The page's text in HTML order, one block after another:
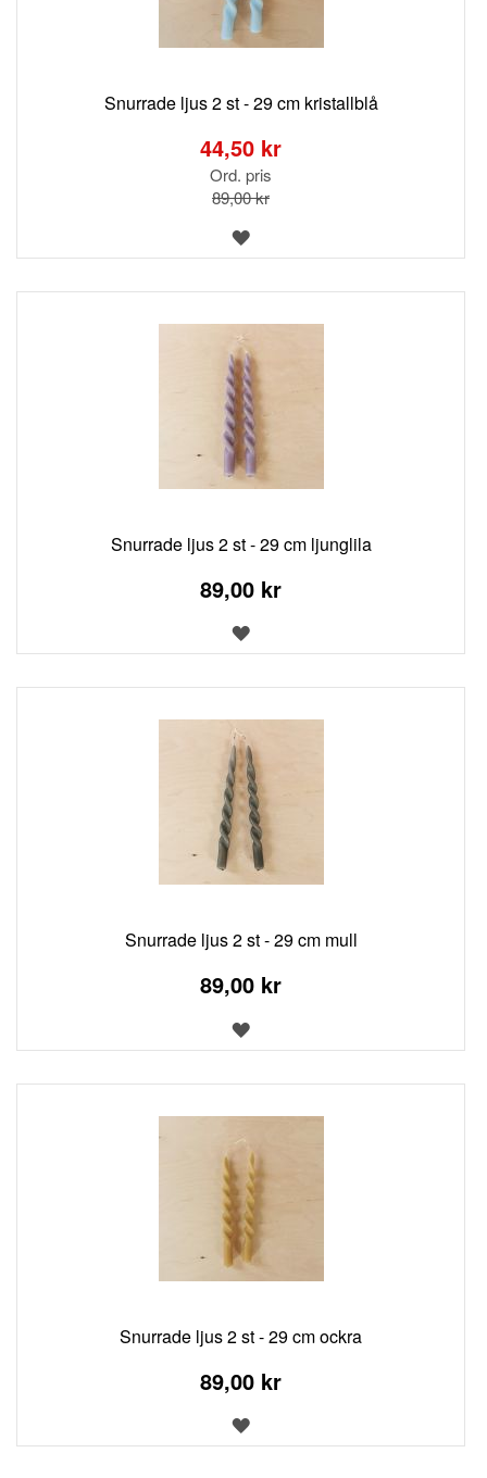
Snurrade ljus 2 st - 29 cm kristallblå
44,50 kr
Ord. pris
89,00 kr
LÄGG
TILL
Snurrade ljus 2 st - 29 cm ljunglila
89,00 kr
LÄGG
TILL
Snurrade ljus 2 st - 29 cm mull
89,00 kr
LÄGG
TILL
ÖNSKELISTA
Snurrade ljus 2 st - 29 cm ockra
89,00 kr
LÄGG
TILL